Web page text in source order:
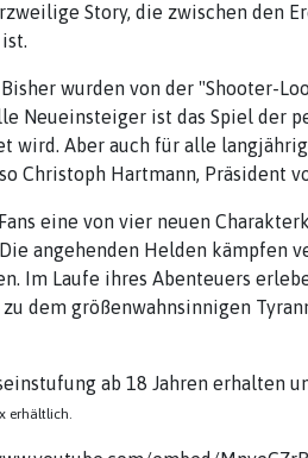
Story, die zwischen den
wurden von der "Shooter-
Neueinsteiger ist das Spiel der
wird. Aber auch für alle
Christoph Hartmann, Präsident
eine von vier neuen
angehenden Helden kämpfen
Im Laufe ihres Abenteuers
dem größenwahnsinnigen
ab 18 Jahren erhalten
erhältlich.